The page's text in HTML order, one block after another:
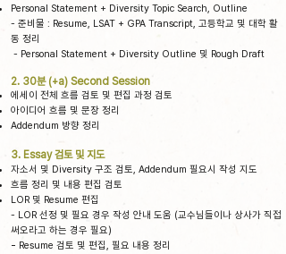
Personal Statement + Diversity Topic Search, Outline
- 준비물 : Resume, LSAT + GPA Transcript, 고등학교 및 대학 활
동 정리
- Personal Statement + Diversity Outline 및 Rough Draft
2. 30분 (+a) Second Session
에세이 전체 흐름 검토 및 편집 과정 검토
아이디어 흐름 및 문장 정리
Addendum 방향 정리
3. Essay 검토 및 지도
자소서 및 Diversity 구조 검토, Addendum 필요시 작성 지도
흐름 정리 및 내용 편집 검토
LOR 및 Resume 편집
- LOR 선정 및 필요 경우 작성 안내 도움 (교수님들이나 상사가 직접
써오라고 하는 경우 필요)
- Resume 검토 및 편집, 필요 내용 정리